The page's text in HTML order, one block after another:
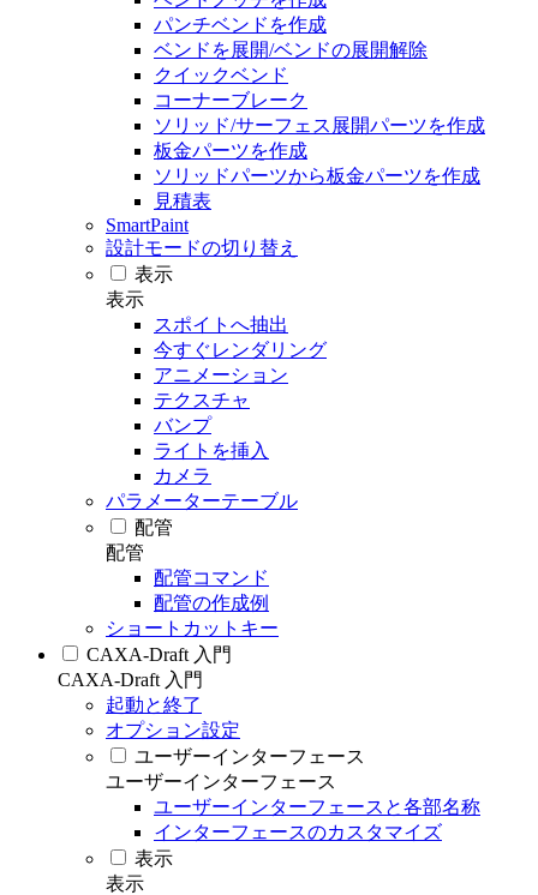
パンチベンドを作成
ベンドを展開/ベンドの展開解除
クイックベンド
コーナーブレーク
ソリッド/サーフェス展開パーツを作成
板金パーツを作成
ソリッドパーツから板金パーツを作成
見積表
SmartPaint
設計モードの切り替え
表示
表示
スポイトへ抽出
今すぐレンダリング
アニメーション
テクスチャ
バンプ
ライトを挿入
カメラ
パラメーターテーブル
配管
配管
配管コマンド
配管の作成例
ショートカットキー
CAXA-Draft 入門
CAXA-Draft 入門
起動と終了
オプション設定
ユーザーインターフェース
ユーザーインターフェース
ユーザーインターフェースと各部名称
インターフェースのカスタマイズ
表示
表示